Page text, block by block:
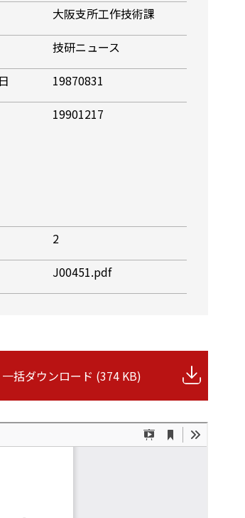
大阪支所工作技術課
技研ニュース
19870831
19901217
2
J00451.pdf
一括ダウンロード (374 KB)